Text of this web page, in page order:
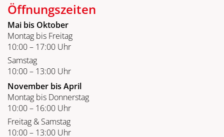
Öffnungszeiten
Mai bis Oktober
Montag bis Freitag
10:00 – 17:00 Uhr
Samstag
10:00 – 13:00 Uhr
November bis April
Montag bis Donnerstag
10:00 – 16:00 Uhr
Freitag & Samstag
10:00 – 13:00 Uhr